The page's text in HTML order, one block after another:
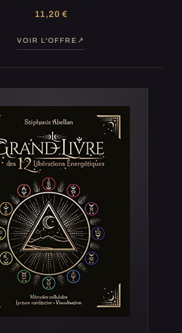
11,20 €
VOIR L'OFFRE